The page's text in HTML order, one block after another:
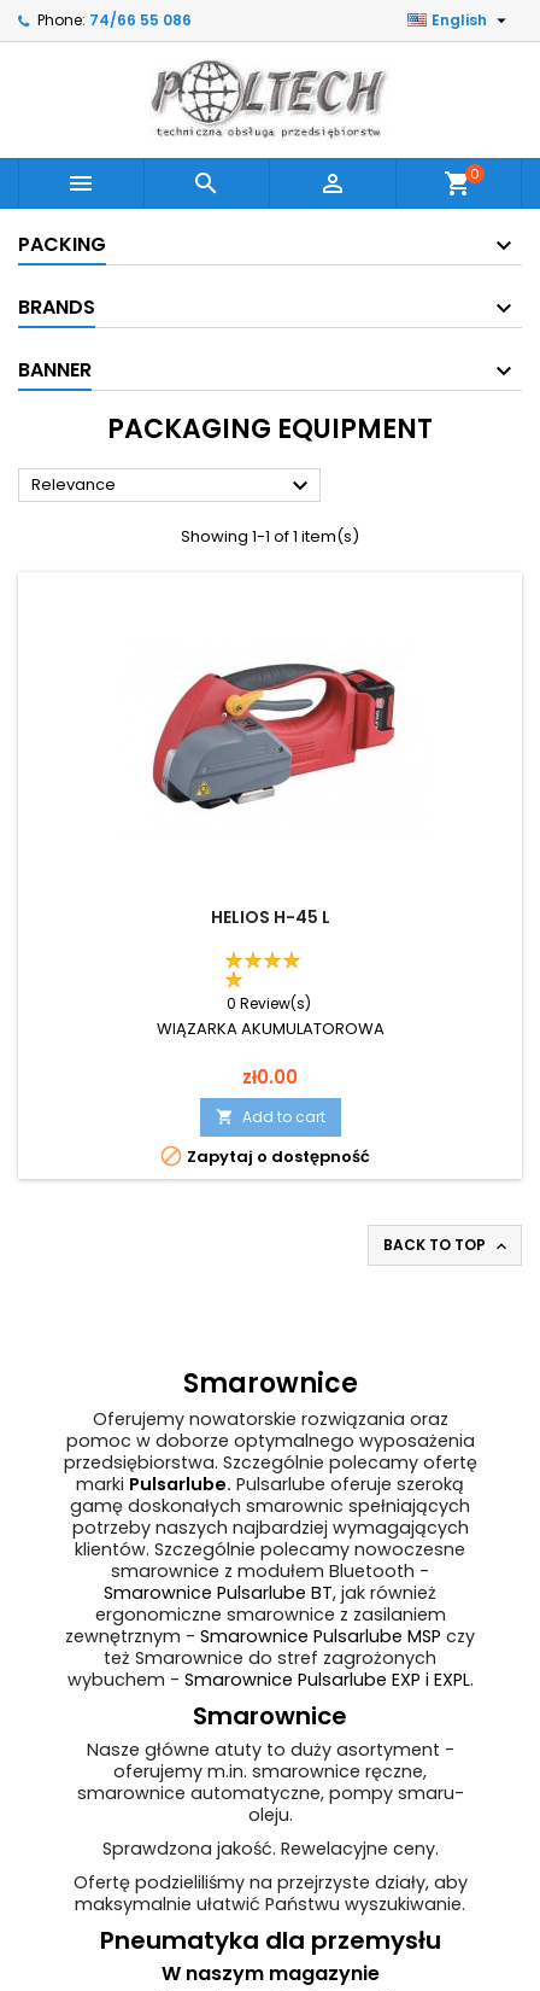
Phone: 74/66 55 086 English 
   shopping_cart0
PACKING
BRANDS
BANNER
PACKAGING EQUIPMENT
Relevance 
Showing 1-1 of 1 item(s)
HELIOS H-45 L
0 Review(s)
WIĄZARKA AKUMULATOROWA
Price
zł0.00
 Add to cart
 Zapytaj o dostępność
BACK TO TOP 
Smarownice
Oferujemy nowatorskie rozwiązania oraz
pomoc w doborze optymalnego wyposażenia
przedsiębiorstwa. Szczególnie polecamy ofertę
marki Pulsarlube. Pulsarlube oferuje szeroką
gamę doskonałych smarownic spełniających
potrzeby naszych najbardziej wymagających
klientów. Szczególnie polecamy nowoczesne
smarownice z modułem Bluetooth -
Smarownice Pulsarlube BT, jak również
ergonomiczne smarownice z zasilaniem
zewnętrznym - Smarownice Pulsarlube MSP czy
też Smarownice do stref zagrożonych
wybuchem - Smarownice Pulsarlube EXP i EXPL.
Smarownice
Nasze główne atuty to duży asortyment -
oferujemy m.in. smarownice ręczne,
smarownice automatyczne, pompy smaru-
oleju.
Sprawdzona jakość. Rewelacyjne ceny.
Ofertę podzieliliśmy na przejrzyste działy, aby
maksymalnie ułatwić Państwu wyszukiwanie.
Pneumatyka dla przemysłu
W naszym magazynie